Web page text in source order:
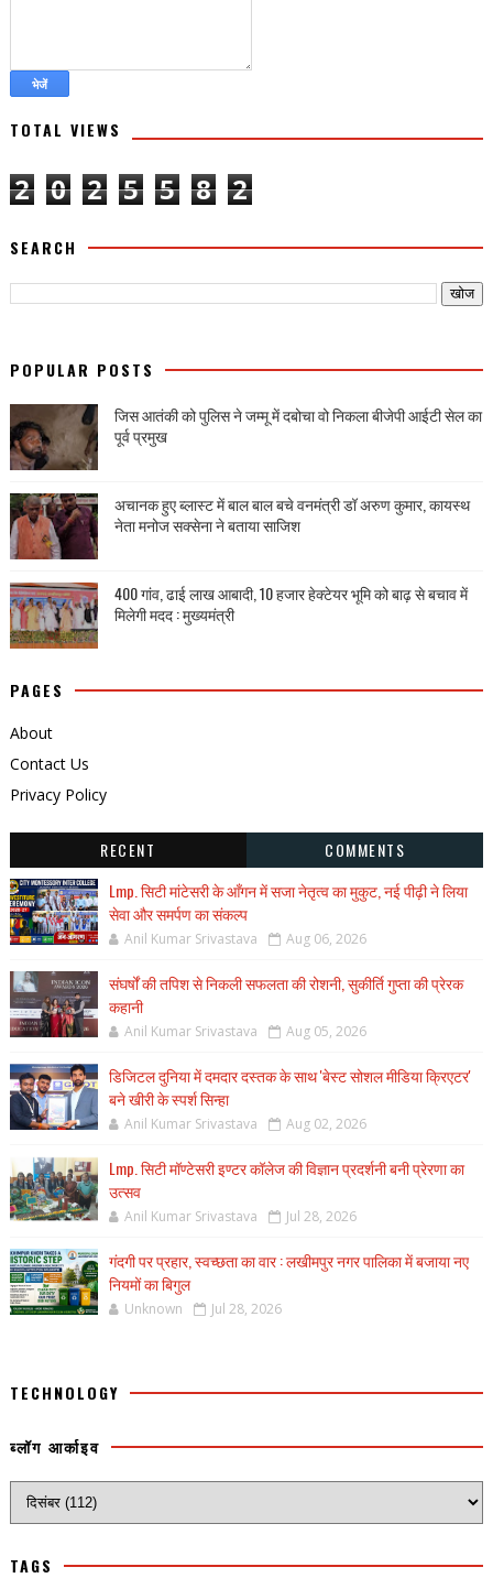
TOTAL VIEWS
2 0 2 5 5 8 2
SEARCH
POPULAR POSTS
जिस आतंकी को पुलिस ने जम्मू में दबोचा वो निकला बीजेपी आईटी सेल का
पूर्व प्रमुख
अचानक हुए ब्लास्ट में बाल बाल बचे वनमंत्री डॉ अरुण कुमार, कायस्थ
नेता मनोज सक्सेना ने बताया साजिश
400 गांव, ढाई लाख आबादी, 10 हजार हेक्टेयर भूमि को बाढ़ से बचाव में
मिलेगी मदद : मुख्यमंत्री
PAGES
About
Contact Us
Privacy Policy
RECENT
COMMENTS
Lmp. सिटी मांटेसरी के आँगन में सजा नेतृत्व का मुकुट, नई पीढ़ी ने लिया
सेवा और समर्पण का संकल्प
Anil Kumar Srivastava Aug 06, 2026
संघर्षों की तपिश से निकली सफलता की रोशनी, सुकीर्ति गुप्ता की प्रेरक
कहानी
Anil Kumar Srivastava Aug 05, 2026
डिजिटल दुनिया में दमदार दस्तक के साथ 'बेस्ट सोशल मीडिया क्रिएटर'
बने खीरी के स्पर्श सिन्हा
Anil Kumar Srivastava Aug 02, 2026
Lmp. सिटी मॉण्टेसरी इण्टर कॉलेज की विज्ञान प्रदर्शनी बनी प्रेरणा का
उत्सव
Anil Kumar Srivastava Jul 28, 2026
गंदगी पर प्रहार, स्वच्छता का वार : लखीमपुर नगर पालिका में बजाया नए
नियमों का बिगुल
Unknown Jul 28, 2026
TECHNOLOGY
ब्लॉग आर्काइव
TAGS